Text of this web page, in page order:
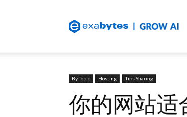
(Singapore)
Official
By Topic Hosting Tips Sharing
你的网站适